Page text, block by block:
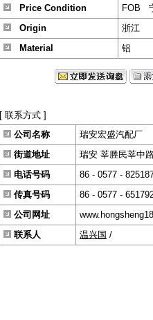
Price Condition
FOB
Origin
浙江
Material
铝
[ 联系方式 ]
公司名称
瑞安宏盛汽配厂
街道地址
瑞安 莘塍民莘中
电话号码
86 - 0577 -
传真号码
86 - 0577 -
公司网址
联系人
温兴国 /